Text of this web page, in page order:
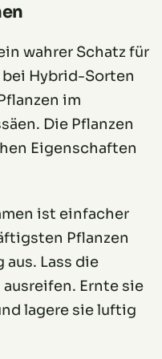
wahrer Schatz für
bei Hybrid-Sorten
im
Die Pflanzen
Eigenschaften
ist einfacher
Pflanzen
Lass die
Ernte sie
lagere sie luftig